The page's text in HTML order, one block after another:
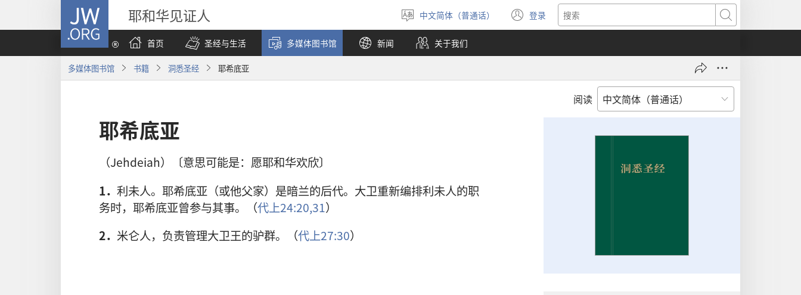
JW.ORG 耶和华见证人
选
择
语
言
中文简体（普通话） 登录
（打
开
窗
搜
索
首页
圣经与生活 多媒体图书馆 新闻 关于我们
多媒体图书馆 书籍 洞悉圣经 耶希底亚
阅读
耶希底亚
（Jehdeiah）〔意思可能是：愿耶和华欢欣〕
1． 利未人。耶希底亚（或他父家）是暗兰的后代。大卫重新编排利未人的职
务时，耶希底亚曾参与其事。（代上24:20,31）
2． 米仑人，负责管理大卫王的驴群。（代上27:30）